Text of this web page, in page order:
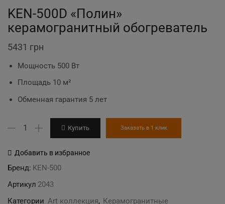
KEN-500D «Полин»
керамогранитный обогреватель
5431 грн
Мощность 500 Вт
Площадь 10 м²
Обменная гарантия 5 лет
Количество
KEN-
500D
керамогранитный
Купить Заказать в 1 клик
Добавить в избранное
Бренд: KEN-500
Артикул 2043
Категории Art коллекция, Керамогранитные